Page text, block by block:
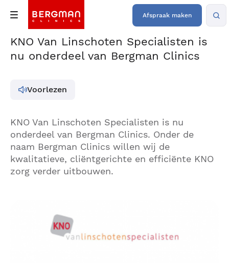
Afspraak maken
KNO Van Linschoten Specialisten is
nu onderdeel van Bergman Clinics
Voorlezen
KNO Van Linschoten Specialisten is nu
onderdeel van Bergman Clinics. Onder de
naam Bergman Clinics willen wij de
kwalitatieve, cliëntgerichte en efficiënte KNO
zorg verder uitbouwen.